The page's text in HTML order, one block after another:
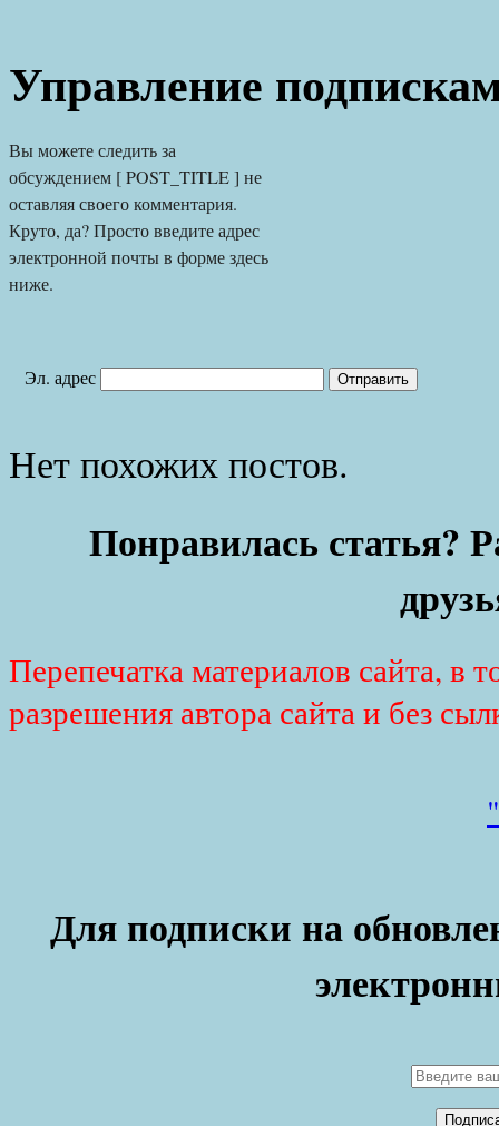
Управление
Вы можете следить за
обсуждением [ POST_TITLE ] не
оставляя своего комментария.
Круто, да? Просто введите адрес
электронной почты в форме здесь
ниже.
Эл. адрес
Нет похожих постов.
Понравилась статья?
Перепечатка материалов сайта, в
разрешения автора сайта и без
Для подписки на